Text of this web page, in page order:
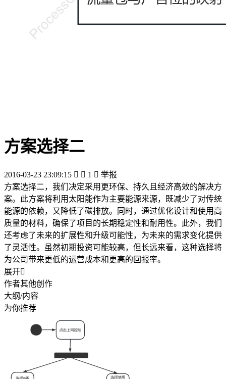
方案选择二
2016-03-23 23:09:15   1  举报
方案选择二，我们决定采用更环保、持久且经济高效的解决方
案。此方案将利用太阳能作为主要能源来源，既减少了对传统
能源的依赖，又降低了碳排放。同时，通过优化设计和使用高
质量的材料，确保了项目的长期稳定性和耐用性。此外，我们
还考虑了未来的扩展性和升级可能性，为未来的需求变化提供
了灵活性。虽然初期投资可能较高，但长远来看，这种选择将
为公司带来更低的运营成本和更高的回报率。
展开
作者其他创作
大纲/内容
为你推荐